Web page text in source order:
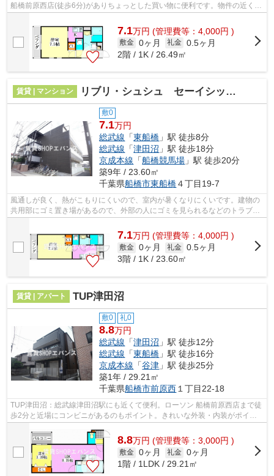
船橋前原西店(徒歩6分)がありちょっとした買い物に便利です。物件の近くに
7.1万円 (管理費等：4,000円 )
敷金 0ヶ月 礼金 0.5ヶ月
2階 / 1K / 26.49㎡
賃貸 | マンション リブリ・シュシュ セーイシックス
敷0
7.1万円
総武線 「東船橋 」駅 徒歩8分
総武線 「津田沼 」駅 徒歩18分
京成本線 「船橋競馬場 」駅 徒歩20分
築9年 / 23.60㎡
千葉県船橋市東船橋４丁目19-7
風通しが良く、熱がこもりにくいので、室内が暑くなりにくいです。建物の
共用部にゴミ置き場があるので、外部の人にゴミを見られるなどのトラブル
も減らせます。充実の設備と綺麗な室...
7.1万円 (管理費等：4,000円 )
敷金 0ヶ月 礼金 0.5ヶ月
3階 / 1K / 23.60㎡
賃貸 | アパート TUP津田沼
敷0 礼0
8.8万円
総武線 「津田沼 」駅 徒歩12分
総武線 「東船橋 」駅 徒歩16分
京成本線 「谷津 」駅 徒歩25分
築1年 / 29.21㎡
千葉県船橋市前原西 １丁目22-18
TUP津田沼：総武線津田沼駅にも近くて便利。ローソン 船橋前原西店まで徒
歩2分と近場にコンビニがあるのもポイント。きれいな外装・内装がポイン
ト。始発駅近くだと朝の混雑する時間で...
8.8万円 (管理費等：3,000円 )
敷金 0ヶ月 礼金 0ヶ月
1階 / 1LDK / 29.21㎡